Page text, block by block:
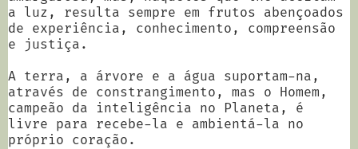
a luz, resulta sempre em frutos abençoados
de experiência, conhecimento, compreensão
e justiça.
A terra, a árvore e a água suportam-na,
através de constrangimento, mas o Homem,
campeão da inteligência no Planeta, é
livre para recebe-la e ambientá-la no
próprio coração.